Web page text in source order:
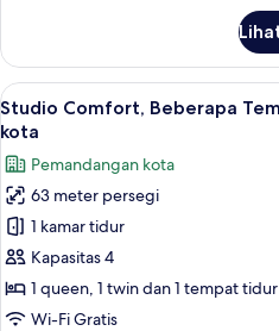
Apartemen
Comfort
Lihat
semua
foto
untuk
Studio
Comfort,
Beberapa
Tempat
Tidur,
10
Studio Comfort, Beberapa
kota
Pemandangan kota
63 meter persegi
1 kamar tidur
Kapasitas 4
1 queen, 1 twin dan 1 tempat
Wi-Fi Gratis